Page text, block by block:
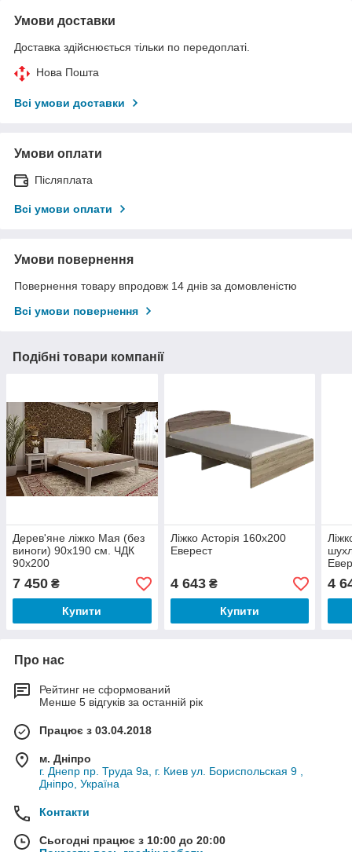
Умови доставки
Доставка здійснюється тільки по передоплаті.
Нова Пошта
Всі умови доставки
Умови оплати
Післяплата
Всі умови оплати
Умови повернення
Повернення товару впродовж 14 днів за домовленістю
Всі умови повернення
Подібні товари компанії
Дерев'яне ліжко Мая (без
виноги) 90х190 см. ЧДК
90х200
7 450 ₴
Купити
Ліжко Асторія 160х200
Еверест
4 643₴
Купити
4
Про нас
Рейтинг не сформований
Менше 5 відгуків за останній рік
Працює з 03.04.2018
м. Дніпро
г. Днепр пр. Труда 9а, г. Киев ул. Бориспольская 9 ,
Дніпро, Україна
Контакти
Сьогодні працює з 10:00 до 20:00